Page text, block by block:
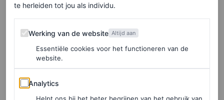
te herleiden tot jou als individu.
Werking van de website
Werking van de website Altijd aan
Essentiële cookies voor het functioneren van de
website.
Analytics
Analytics